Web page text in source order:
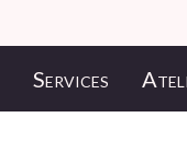
Services